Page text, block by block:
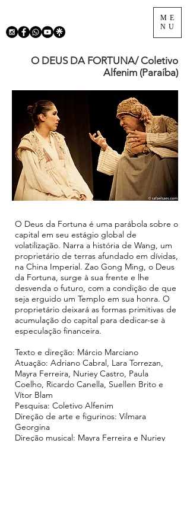
ME
NU
O DEUS DA FORTUNA/ Coletivo
Alfenim (Paraíba)
O Deus da Fortuna é uma parábola sobre o
capital em seu estágio global de
volatilização. Narra a história de Wang, um
proprietário de terras afundado em dívidas,
na China Imperial. Zao Gong Ming, o Deus
da Fortuna, surge à sua frente e lhe
desvenda o futuro, com a condição de que
seja erguido um Templo em sua honra. O
proprietário deixará as formas primitivas de
acumulação do capital para dedicar-se à
especulação financeira.
Texto e direção: Márcio Marciano
Atuação: Adriano Cabral, Lara Torrezan,
Mayra Ferreira, Nuriey Castro, Paula
Coelho, Ricardo Canella, Suellen Brito e
Vítor Blam
Pesquisa: Coletivo Alfenim
Direção de arte e figurinos: Vilmara
Georgina
Direção musical: Mayra Ferreira e Nuriey